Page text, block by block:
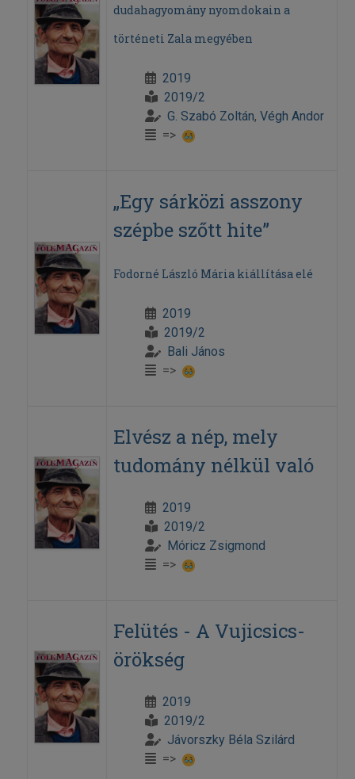
dudahagyomány nyomdokain a
történeti Zala megyében
2019
2019/2
G. Szabó Zoltán, Végh Andor
=>
„Egy sárközi asszony
szépbe szőtt hite”
Fodorné László Mária kiállítása elé
2019
2019/2
Bali János
=>
Elvész a nép, mely
tudomány nélkül való
2019
2019/2
Móricz Zsigmond
=>
Felütés - A Vujicsics-
örökség
2019
2019/2
Jávorszky Béla Szilárd
=>